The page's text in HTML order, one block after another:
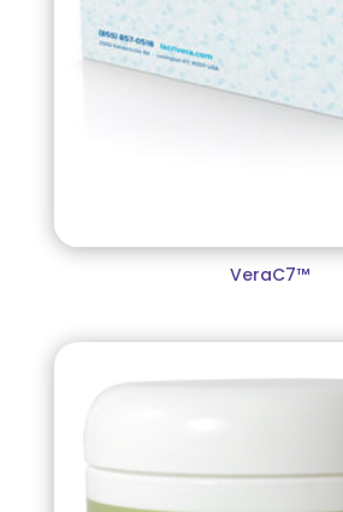
VeraC7™